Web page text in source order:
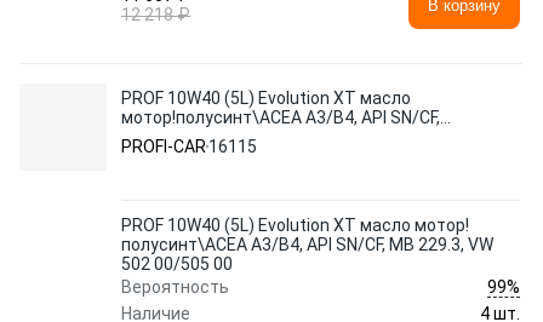
12 218 ₽
В корзину
PROF 10W40 (5L) Evolution XT масло
мотор!полусинт\ACEA A3/B4, API SN/CF,
MB 229.3, VW 502 00/505 00
PROFI-CAR 16115
PROF 10W40 (5L) Evolution XT масло мотор!
полусинт\ACEA A3/B4, API SN/CF, MB 229.3, VW
502 00/505 00
Вероятность
99%
Наличие
4 шт.